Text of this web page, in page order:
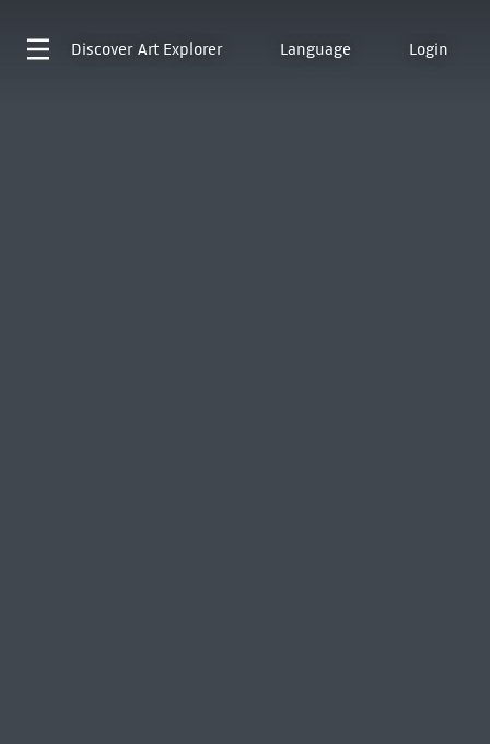
Discover Art Explorer Language Login